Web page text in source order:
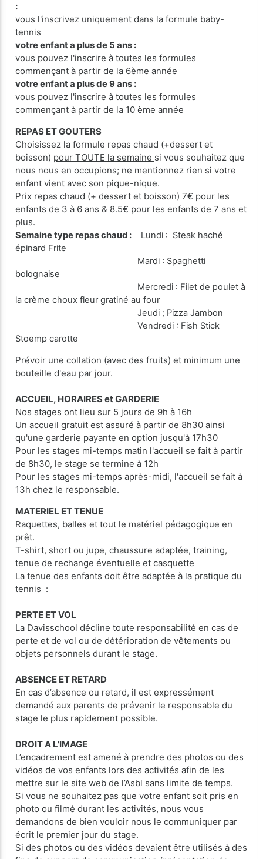
:
vous l'inscrivez uniquement dans la formule baby-
tennis
votre enfant a plus de 5 ans :
vous pouvez l'inscrire à toutes les formules
commençant à partir de la 6ème année
votre enfant a plus de 9 ans :
vous pouvez l'inscrire à toutes les formules
commençant à partir de la 10 ème année
REPAS ET GOUTERS
Choisissez la formule repas chaud (+dessert et
boisson) pour TOUTE la semaine si vous souhaitez que
nous nous en occupions; ne mentionnez rien si votre
enfant vient avec son pique-nique.
Prix repas chaud (+ dessert et boisson) 7€ pour les
enfants de 3 à 6 ans & 8.5€ pour les enfants de 7 ans et
plus.
Semaine type repas chaud : Lundi : Steak haché
épinard Frite
Mardi : Spaghetti
bolognaise
Mercredi : Filet de poulet à
la crème choux fleur gratiné au four
Jeudi ; Pizza Jambon
Vendredi : Fish Stick
Stoemp carotte
Prévoir une collation (avec des fruits) et minimum une
bouteille d'eau par jour.
ACCUEIL, HORAIRES et GARDERIE
Nos stages ont lieu sur 5 jours de 9h à 16h
Un accueil gratuit est assuré à partir de 8h30 ainsi
qu'une garderie payante en option jusqu'à 17h30
Pour les stages mi-temps matin l'accueil se fait à partir
de 8h30, le stage se termine à 12h
Pour les stages mi-temps après-midi, l'accueil se fait à
13h chez le responsable.
MATERIEL ET TENUE
Raquettes, balles et tout le matériel pédagogique en
prêt.
T-shirt, short ou jupe, chaussure adaptée, training,
tenue de rechange éventuelle et casquette
La tenue des enfants doit être adaptée à la pratique du
tennis :
PERTE ET VOL
La Davisschool décline toute responsabilité en cas de
perte et de vol ou de détérioration de vêtements ou
objets personnels durant le stage.
ABSENCE ET RETARD
En cas d’absence ou retard, il est expressément
demandé aux parents de prévenir le responsable du
stage le plus rapidement possible.
DROIT A L'IMAGE
L’encadrement est amené à prendre des photos ou des
vidéos de vos enfants lors des activités afin de les
mettre sur le site web de l’Asbl sans limite de temps.
Si vous ne souhaitez pas que votre enfant soit pris en
photo ou filmé durant les activités, nous vous
demandons de bien vouloir nous le communiquer par
écrit le premier jour du stage.
Si des photos ou des vidéos devaient être utilisés à des